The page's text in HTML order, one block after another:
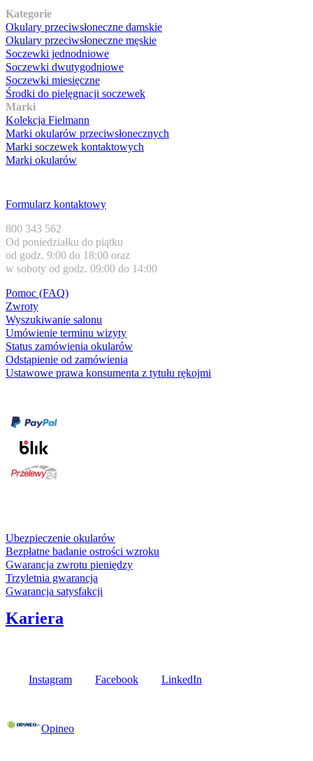
Kategorie
Okulary przeciwsłoneczne damskie
Okulary przeciwsłoneczne męskie
Soczewki jednodniowe
Soczewki dwutygodniowe
Soczewki miesięczne
Środki do pielęgnacji soczewek
Marki
Kolekcja Fielmann
Marki okularów przeciwsłonecznych
Marki soczewek kontaktowych
Marki okularów
Formularz kontaktowy
800 343 562
Od poniedziałku do piątku
od godz. 9:00 do 18:00 oraz
w soboty od godz. 09:00 do 14:00
Pomoc (FAQ)
Zwroty
Wyszukiwanie salonu
Umówienie terminu wizyty
Status zamówienia okularów
Odstąpienie od zamówienia
Ustawowe prawa konsumenta z tytułu rękojmi
Ubezpieczenie okularów
Bezpłatne badanie ostrości wzroku
Gwarancja zwrotu pieniędzy
Trzyletnia gwarancja
Gwarancja satysfakcji
Kariera
Instagram Facebook LinkedIn
Opineo